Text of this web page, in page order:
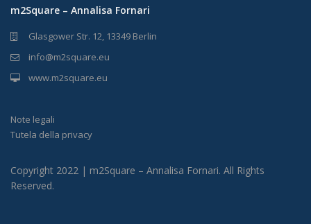
m2Square – Annalisa Fornari
Glasgower Str. 12, 13349 Berlin
info@m2square.eu
www.m2square.eu
Note legali
Tutela della privacy
Copyright 2022 | m2Square – Annalisa Fornari. All Rights
Reserved.